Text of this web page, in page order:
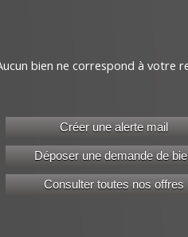
bien ne correspond à votre
Créer une alerte mail
Déposer une demande de
Consulter toutes nos offres